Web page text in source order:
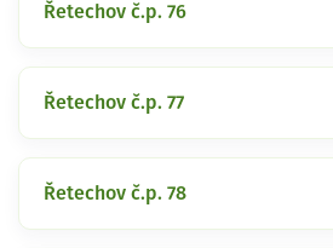
Řetechov č.p. 76
Řetechov č.p. 77
Řetechov č.p. 78